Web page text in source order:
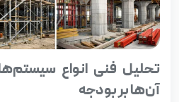
تحلیل فنی انواع
آن‌ها بر بودجه